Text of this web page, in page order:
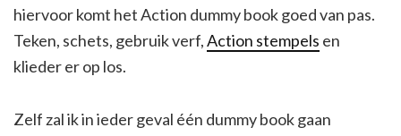
hiervoor komt het Action dummy book goed van pas.
Teken, schets, gebruik verf,Action stempels en
klieder er op los.
Zelf zal ik in ieder geval één dummy book gaan